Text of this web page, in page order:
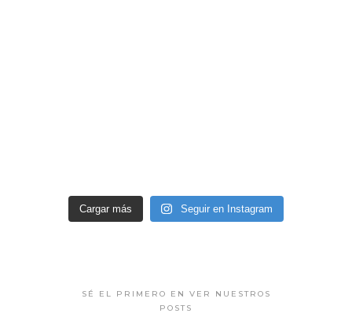
Cargar más Seguir en Instagram
SÉ EL PRIMERO EN VER NUESTROS
POSTS